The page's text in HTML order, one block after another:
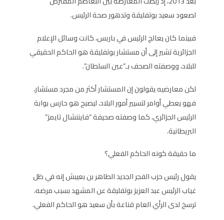
لصعود سعيد بوتفليقة وتدهور صحة الرئيس.
فبينما كان يعالج الرئيس في باريس، كانت وسائل الإعلام
الجزائرية تشير إلى أن مستشار بوتفليقة هو الحاكم الحقيقي
للبلاد، ووصفته الصحف بـ”عين السلطان”.
لكن معارضيه يقولون إن المستشار أكثر من مجرد مستشار،
فهو يعطي أوامر لتسيير أمور البلاد، ليصبح هو حارس بوابة
الرئيس الجزائري، كما وصفته صحيفة “فايننشال تايمز”
البريطانية.
ما حقيقة كونه الحاكم الفعلي؟
يقول رئيس حزب الفجر الجديد الطاهر بن بعيبش إنه في ظل
غياب الرئيس عبد العزيز بوتفليقة عن المشهد بسبب مرضه،
ترسخ لدى الرأي العام قناعة بأن سعيد هو الحاكم الفعلي.